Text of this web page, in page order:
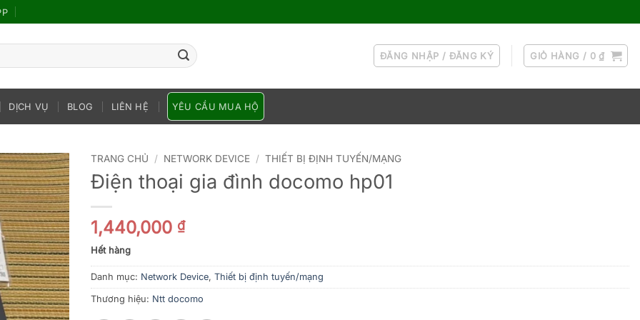
ĐĂNG NHẬP / ĐĂNG KÝ GIỎ HÀNG / 0 ₫
DỊCH VỤ BLOG LIÊN HỆ YÊU CẦU MUA HỘ
TRANG CHỦ / NETWORK DEVICE / THIẾT BỊ ĐỊNH TUYẾN/MẠNG
Điện thoại gia đình docomo hp01
1,440,000 ₫
Hết hàng
Danh mục: Network Device, Thiết bị định tuyến/mạng
Thương hiệu: Ntt docomo